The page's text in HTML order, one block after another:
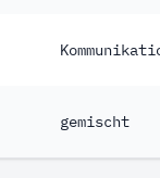
gemischt